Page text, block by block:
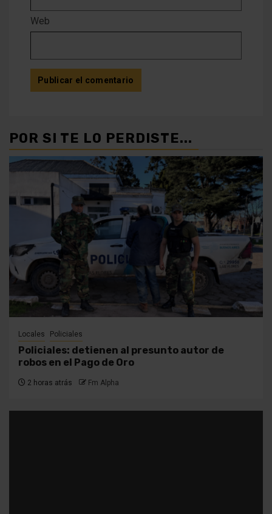
Web
POR SI TE LO PERDISTE...
Locales Policiales
Policiales: detienen al presunto autor de
robos en el Pago de Oro
2 horas atrás Fm Alpha